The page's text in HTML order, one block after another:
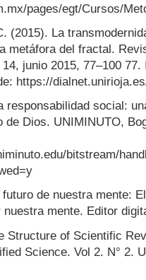
pages/egt/Cursos/
(2015). La
metáfora del fractal.
junio 2015, 77–100
https://
responsabilidad social:
de Dios. UNIMINUTO,
bitstream/
de nuestra mente:
mente. Editor
Structure of Scientific
Science. Vol 2. N° 2.